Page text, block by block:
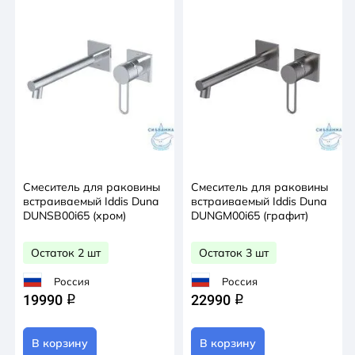
Хромированное покрытие устойчиво к потускнению
(при должном уходе). Duna – там, где
функциональность встречается с красотой.
Гарантия на смесители IDDIS® – 10 лет, на душевые
аксессуары – 3 года.
Смеситель для раковины
встраиваемый Iddis Duna
DUNSB00i65 (хром)
Остаток 2 шт
Россия
19990 q
В корзину
Смеситель для раковины
встраиваемый Iddis Duna
DUNGM00i65 (графит)
Остаток 3 шт
Россия
22990 q
В корзину